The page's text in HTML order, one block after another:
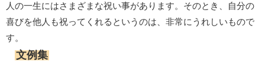
人の一生にはさまざまな祝い事があります。そのとき、自分の
喜びを他人も祝ってくれるというのは、非常にうれしいもので
す。
文例集